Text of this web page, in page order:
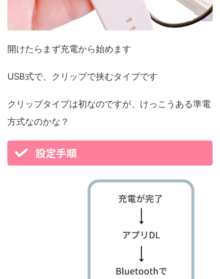
開けたらまず充電から始めます
USB式で、クリップで挟むタイプです
クリップタイプは初なのですが、けっこうある準電
方式なのかな？
設定手順